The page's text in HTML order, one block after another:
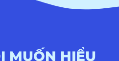
MUỐN HIỂU